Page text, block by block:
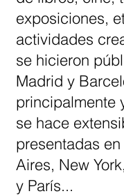
exposiciones,
actividades
se hicieron
Madrid y
principalmente
se hace
presentadas
Aires, New
y París...